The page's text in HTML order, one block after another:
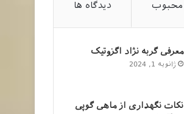
محبوب دیدگاه ها
معرفی گربه نژاد اگزوتیک
ژانویه 1, 2024
نکات نگهداری از ماهی گوپی